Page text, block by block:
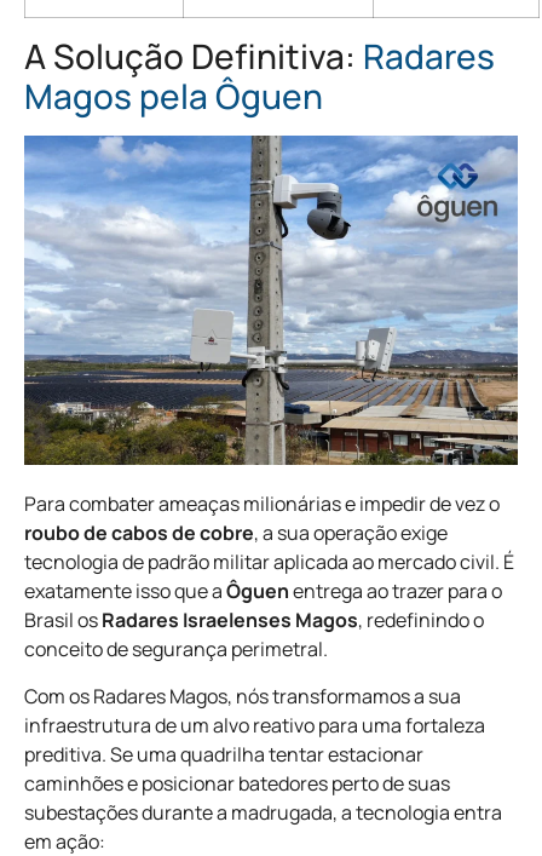
A Solução Definitiva: Radares
Magos pela Ôguen
Para combater ameaças milionárias e impedir de vez o
roubo de cabos de cobre, a sua operação exige
tecnologia de padrão militar aplicada ao mercado civil. É
exatamente isso que aÔguenentrega ao trazer para o
Brasil osRadares Israelenses Magos, redefinindo o
conceito de segurança perimetral.
Com os Radares Magos, nós transformamos a sua
infraestrutura de um alvo reativo para uma fortaleza
preditiva. Se uma quadrilha tentar estacionar
caminhões e posicionar batedores perto de suas
subestações durante a madrugada, a tecnologia entra
em ação: